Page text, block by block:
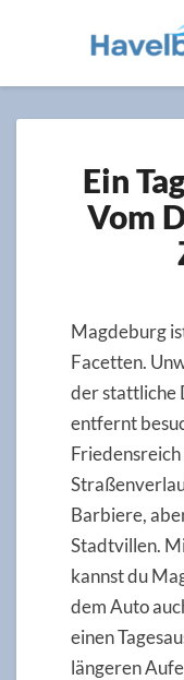
Ein
Vom
Magdeburg
Facetten.
der stattliche
entfernt
Barbiere,
Stadtvillen.
kannst du
dem Auto
einen
längeren